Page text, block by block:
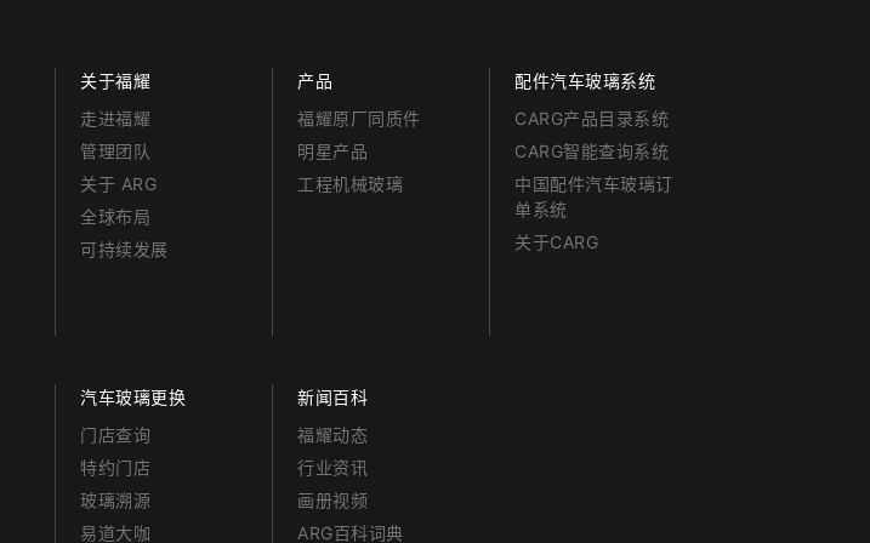
关于福耀
走进福耀
管理团队
关于 ARG
全球布局
可持续发展
产品
福耀原厂同质件
明星产品
工程机械玻璃
配件汽车玻璃系统
CARG产品目录系统
CARG智能查询系统
中国配件汽车玻璃订
单系统
关于CARG
汽车玻璃更换
门店查询
特约门店
玻璃溯源
易道大咖
新闻百科
福耀动态
行业资讯
画册视频
ARG百科词典